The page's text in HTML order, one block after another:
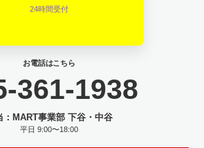
24時間受付
お電話はこちら
361-1938
：MART事業部 下谷・中谷
平日 9:00〜18:00